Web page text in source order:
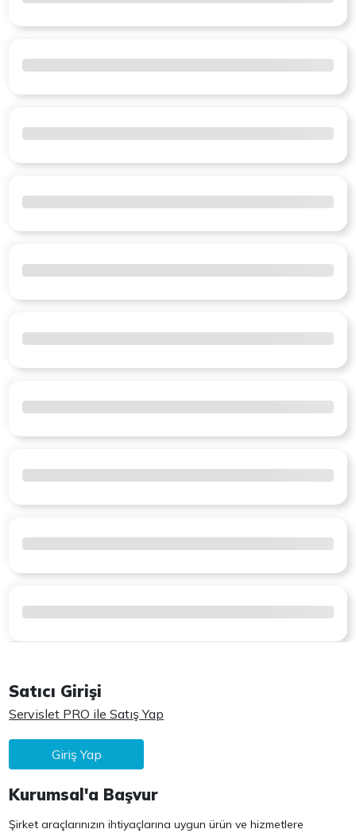
Satıcı Girişi
Servislet PRO ile Satış Yap
Giriş Yap
Kurumsal'a Başvur
Şirket araçlarınızın ihtiyaçlarına uygun ürün ve hizmetlere